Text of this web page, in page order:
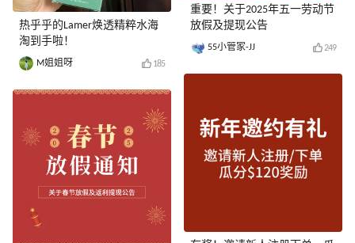
热乎乎的Lamer焕透精粹水海
淘到手啦！
M姐姐呀 185
重要！关于2025年五一劳动节
放假及提现公告
55小管家-JJ 249